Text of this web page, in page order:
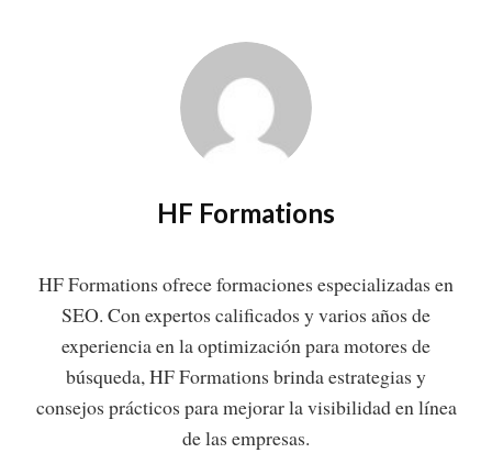
HF Formations
HF Formations ofrece formaciones especializadas en
SEO. Con expertos calificados y varios años de
experiencia en la optimización para motores de
búsqueda, HF Formations brinda estrategias y
consejos prácticos para mejorar la visibilidad en línea
de las empresas.